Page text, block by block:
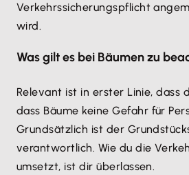
Verkehrssicherungspflicht
wird.
Was gilt es bei Bäumen zu
Relevant ist in erster Linie, dass
dass Bäume keine Gefahr für
Grundsätzlich ist der
verantwortlich. Wie du die
umsetzt, ist dir überlassen.